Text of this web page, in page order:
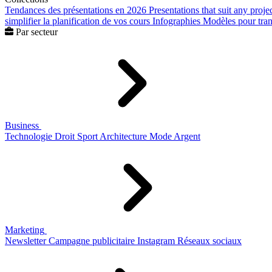
Tendances des présentations en 2026 Presentations that suit any
simplifier la planification de vos cours Infographies Modèles pour
Par secteur
Business
Technologie Droit Sport Architecture Mode Argent
Marketing
Newsletter Campagne publicitaire Instagram Réseaux sociaux